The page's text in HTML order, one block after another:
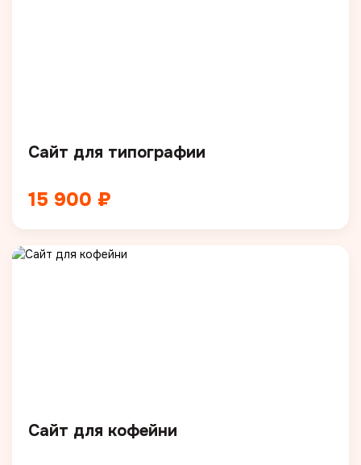
Сайт для типографии
15 900 ₽
Сайт для кофейни